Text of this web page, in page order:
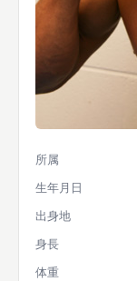
所属
生年月日
出身地
身長
体重